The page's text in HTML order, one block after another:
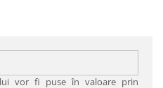
vor fi puse în valoare prin